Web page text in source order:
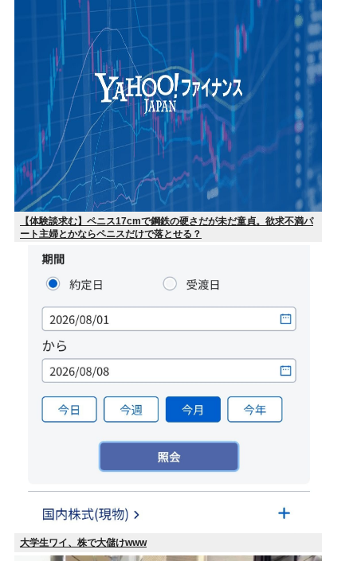
【体験談求む】ペニス17cmで鋼鉄の硬さだが未だ童貞。欲求不満パ
ート主婦とかならペニスだけで落とせる？
大学生ワイ、株で大儲けwww